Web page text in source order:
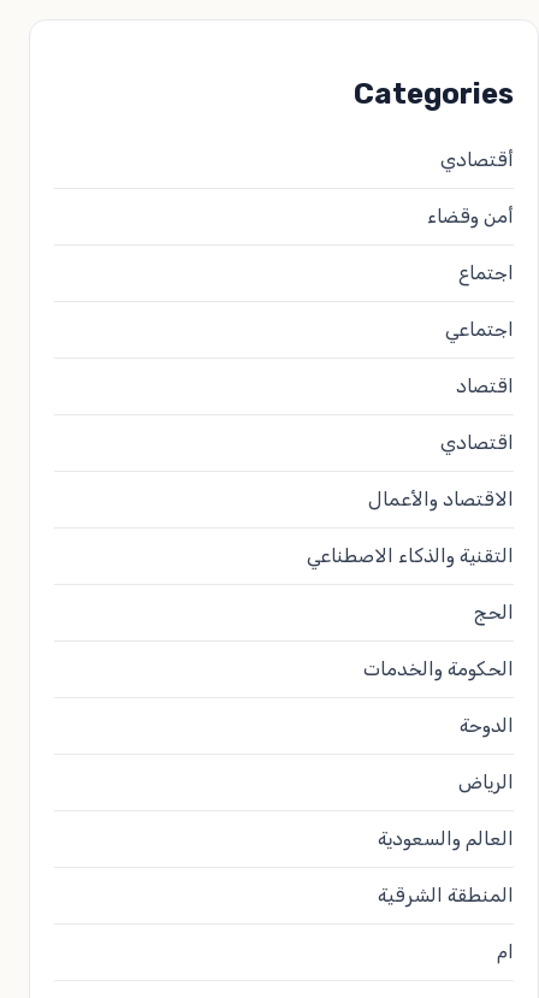
Categories
أقتصادي
أمن وقضاء
اجتماع
اجتماعي
اقتصاد
اقتصادي
الاقتصاد والأعمال
التقنية والذكاء الاصطناعي
الحج
الحكومة والخدمات
الدوحة
الرياض
العالم والسعودية
المنطقة الشرقية
ام